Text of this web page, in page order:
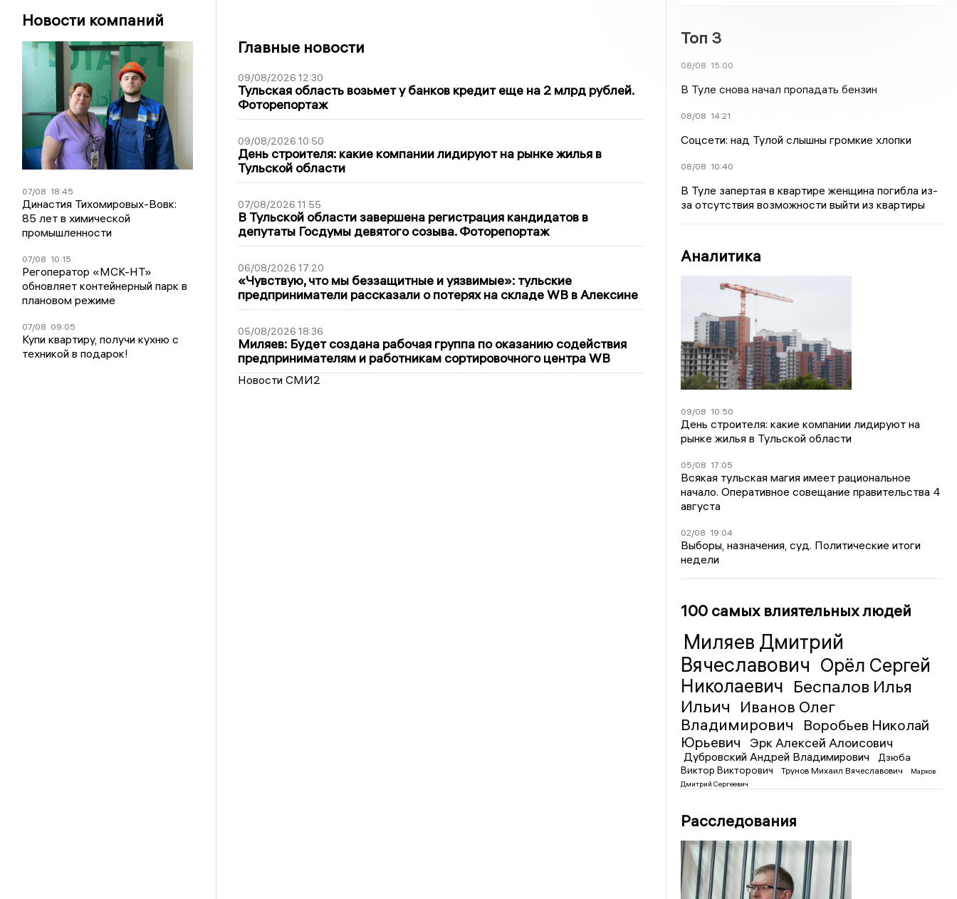
Новости компаний
07/08 18:45
Династия Тихомировых-Вовк:
85 лет в химической
промышленности
07/08 10:15
Регоператор «МСК-НТ»
обновляет контейнерный парк в
плановом режиме
07/08 09:05
Купи квартиру, получи кухню с
техникой в подарок!
Главные новости
09/08/2026 12:30
Тульская область возьмет у банков кредит еще на 2 млрд рублей.
Фоторепортаж
09/08/2026 10:50
День строителя: какие компании лидируют на рынке жилья в
Тульской области
07/08/2026 11:55
В Тульской области завершена регистрация кандидатов в
депутаты Госдумы девятого созыва. Фоторепортаж
06/08/2026 17:20
«Чувствую, что мы беззащитные и уязвимые»: тульские
предприниматели рассказали о потерях на складе WB в Алексине
05/08/2026 18:36
Миляев: Будет создана рабочая группа по оказанию содействия
предпринимателям и работникам сортировочного центра WB
Новости СМИ2
Топ 3
08/08 15:00
В Туле снова начал пропадать бензин
08/08 14:21
Соцсети: над Тулой слышны громкие хлопки
08/08 10:40
В Туле запертая в квартире женщина погибла из-
за отсутствия возможности выйти из квартиры
Аналитика
09/08 10:50
День строителя: какие компании лидируют на
рынке жилья в Тульской области
05/08 17:05
Всякая тульская магия имеет рациональное
начало. Оперативное совещание правительства 4
августа
02/08 19:04
Выборы, назначения, суд. Политические итоги
недели
100 самых влиятельных людей
Миляев Дмитрий
Вячеславович Орёл Сергей
Николаевич Беспалов Илья
Ильич
Иванов Олег
Владимирович
Воробьев Николай
Юрьевич
Эрк Алексей Алоисович
Дубровский Андрей Владимирович
Дзюба
Виктор Викторович
Трунов Михаил Вячеславович
Марков
Дмитрий Сергеевич
Расследования